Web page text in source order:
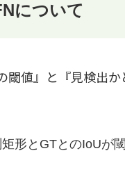
について
閾値』と『見検出
形とGTとのIoUが